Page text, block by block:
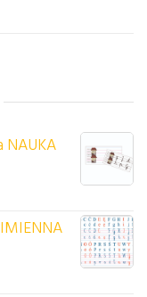
NAUKA
zł.
80,00 zł.